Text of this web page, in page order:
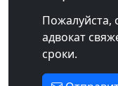
Пожалуйста,
адвокат
сроки.